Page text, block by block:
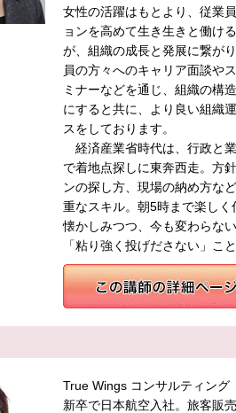
女性の活躍はもとより、従業
ョンを高めて生き生きと働け
が、組織の成長と発展に繋が
員の方々へのキャリア面談や
ミナーなどを通じ、組織の構
にすると共に、より良い組織
スをしております。
経済産業省時代は、行政と
で着地点探しに東奔西走。方
ンの探し方、現場の納め方な
重なスキル。朝5時まで楽し
懐かしみつつ、今も変わらな
「粘り強く投げださない」こと
True Wings コンサルティン
新卒で日本航空入社。旅客販